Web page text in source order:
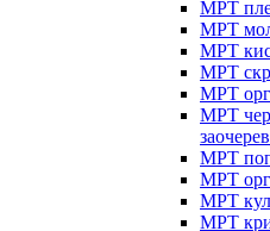
МРТ
МРТ
МРТ
МРТ
МРТ
МРТ
МРТ
МРТ
МРТ
МРТ